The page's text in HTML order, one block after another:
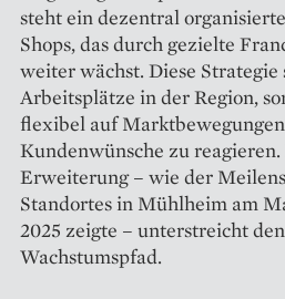
steht ein dezentral
Shops, das durch gezielte
weiter wächst. Diese
Arbeitsplätze in der Region,
flexibel auf
Kundenwünsche zu
Erweiterung – wie der
Standortes in Mühlheim am
2025 zeigte – unterstreicht
Wachstumspfad.